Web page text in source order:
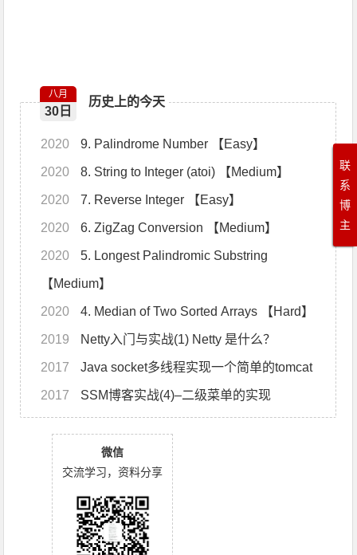
历史上的今天
八月
30日
2020 9. Palindrome Number 【Easy】
2020 8. String to Integer (atoi) 【Medium】
2020 7. Reverse Integer 【Easy】
2020 6. ZigZag Conversion 【Medium】
2020 5. Longest Palindromic Substring
【Medium】
2020 4. Median of Two Sorted Arrays 【Hard】
2019 Netty入门与实战(1) Netty 是什么？
2017 Java socket多线程实现一个简单的tomcat
2017 SSM博客实战(4)–二级菜单的实现
微信
交流学习，资料分享
联
系
博
主